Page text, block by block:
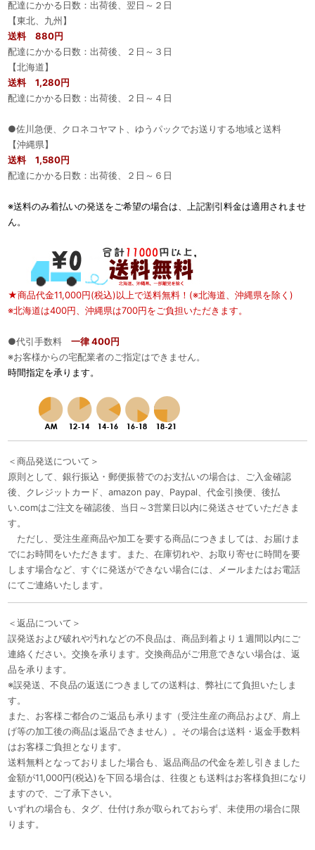
配達にかかる日数：出荷後、翌日～２日
【東北、九州】
送料 880円
配達にかかる日数：出荷後、２日～３日
【北海道】
送料 1,280円
配達にかかる日数：出荷後、２日～４日
●佐川急便、クロネコヤマト、ゆうパックでお送りする地域と送料
【沖縄県】
送料 1,580円
配達にかかる日数：出荷後、２日～６日
※送料のみ着払いの発送をご希望の場合は、上記割引料金は適用されませ
ん。
★商品代金11,000円(税込)以上で送料無料！(※北海道、沖縄県を除く)
※北海道は400円、沖縄県は700円をご負担いただきます。
●代引手数料 一律 400円
※お客様からの宅配業者のご指定はできません。
時間指定を承ります。
＜商品発送について＞
原則として、銀行振込・郵便振替でのお支払いの場合は、ご入金確認
後、クレジットカード、amazon pay、Paypal、代金引換便、後払
い.comはご注文を確認後、当日～3営業日以内に発送させていただきま
す。
ただし、受注生産商品や加工を要する商品につきましては、お届けま
でにお時間をいただきます。また、在庫切れや、お取り寄せに時間を要
します場合など、すぐに発送ができない場合には、メールまたはお電話
にてご連絡いたします。
＜返品について＞
誤発送および破れや汚れなどの不良品は、商品到着より１週間以内にご
連絡ください。交換を承ります。交換商品がご用意できない場合は、返
品を承ります。
※誤発送、不良品の返送につきましての送料は、弊社にて負担いたしま
す。
また、お客様ご都合のご返品も承ります（受注生産の商品および、肩上
げ等の加工後の商品は返品できません）。その場合は送料・返金手数料
はお客様ご負担となります。
送料無料となっておりました場合も、返品商品の代金を差し引きました
金額が11,000円(税込)を下回る場合は、往復とも送料はお客様負担になり
ますので、ご了承下さい。
いずれの場合も、タグ、仕付け糸が取られておらず、未使用の場合に限
ります。